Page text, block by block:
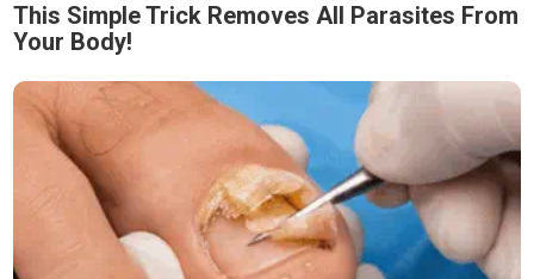
This Simple Trick Removes All Parasites From
Your Body!